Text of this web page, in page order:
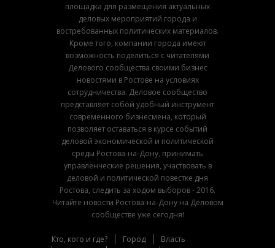
площадка для размещения актуальных
деловых мероприятий города и
востребованных политических материалов.
Кроме того, компании города имеют
возможность поделиться с читателями
Делового сообщества своими бизнес
новостями в Ростове на условиях
сотрудничества. Деловое сообщество
представляет собой удобный инструмент
современного бизнесмена, который
позволяет оставаться в курсе событий
деловой экономической и политической
среды Ростова-на-Дону, принимать
управленческие решения, участвовать в
деловой и политической повестке дня
Ростова, следить за ходом выборов - 2016.
Читайте новости Ростова-на-Дону на Деловом
сообществе уже сегодня!
Кто, кого и где? Город
Власть